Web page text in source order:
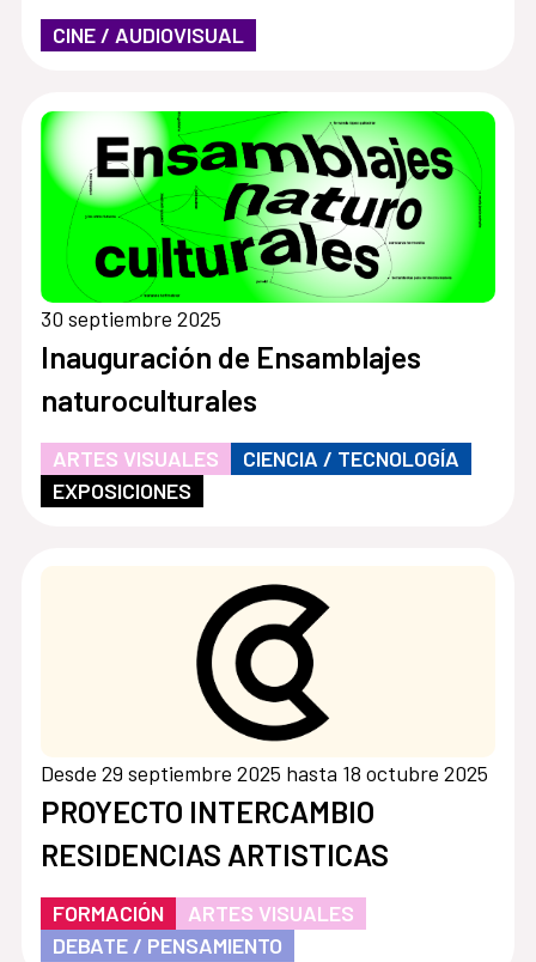
CINE / AUDIOVISUAL
30 septiembre 2025
Inauguración de Ensamblajes
naturoculturales
ARTES VISUALES
CIENCIA / TECNOLOGÍA
EXPOSICIONES
Desde 29 septiembre 2025 hasta 18 octubre 2025
PROYECTO INTERCAMBIO
RESIDENCIAS ARTISTICAS
FORMACIÓN
ARTES VISUALES
DEBATE / PENSAMIENTO